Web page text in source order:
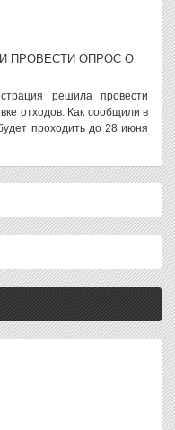
ПРОВЕСТИ ОПРОС О
решила провести
отходов. Как сообщили в
проходить до 28 июня